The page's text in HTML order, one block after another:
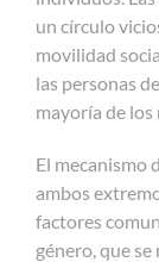
un círculo
movilidad
las personas
mayoría de los
El mecanismo
ambos
factores
género, que